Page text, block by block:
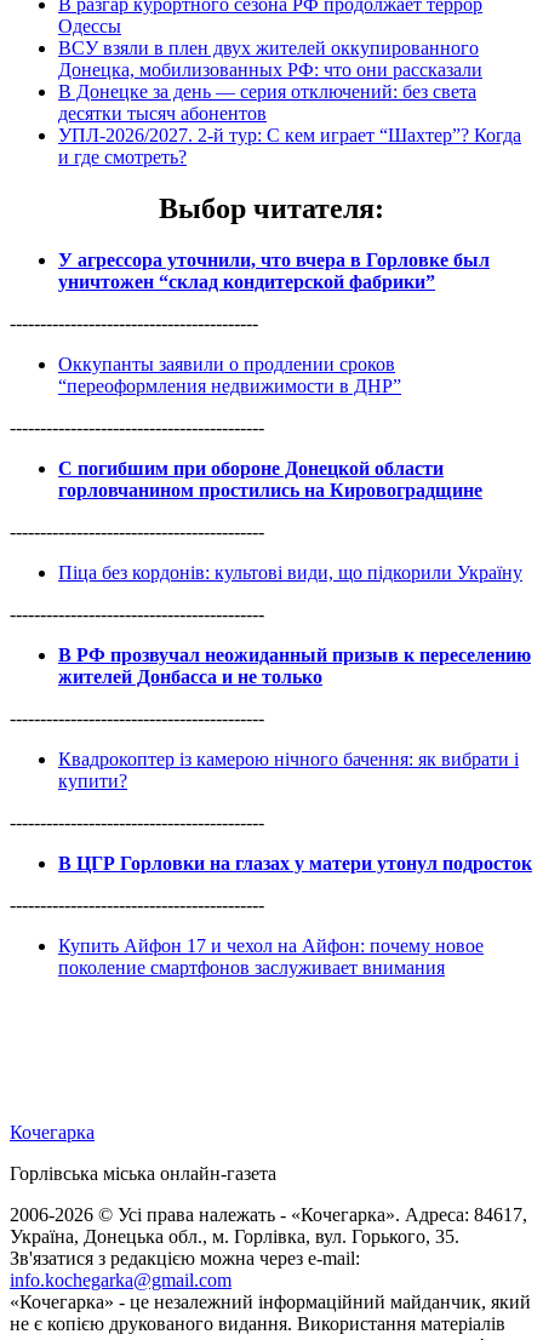
В разгар курортного сезона РФ продолжает террор
Одессы
ВСУ взяли в плен двух жителей оккупированного
Донецка, мобилизованных РФ: что они рассказали
В Донецке за день — серия отключений: без света
десятки тысяч абонентов
УПЛ-2026/2027. 2-й тур: С кем играет “Шахтер”? Когда
и где смотреть?
Выбор читателя:
У агрессора уточнили, что вчера в Горловке был
уничтожен “склад кондитерской фабрики”
-----------------------------------------
Оккупанты заявили о продлении сроков
“переоформления недвижимости в ДНР”
------------------------------------------
С погибшим при обороне Донецкой области
горловчанином простились на Кировоградщине
------------------------------------------
Піца без кордонів: культові види, що підкорили Україну
------------------------------------------
В РФ прозвучал неожиданный призыв к переселению
жителей Донбасса и не только
------------------------------------------
Квадрокоптер із камерою нічного бачення: як вибрати і
купити?
------------------------------------------
В ЦГР Горловки на глазах у матери утонул подросток
------------------------------------------
Купить Айфон 17 и чехол на Айфон: почему новое
поколение смартфонов заслуживает внимания
Кочегарка
Горлівська міська онлайн-газета
2006-2026 © Усі права належать - «Кочегарка». Адреса: 84617,
Україна, Донецька обл., м. Горлівка, вул. Горького, 35.
Зв'язатися з редакцією можна через e-mail:
info.kochegarka@gmail.com
«Кочегарка» - це незалежний інформаційний майданчик, який
не є копією друкованого видання. Використання матеріалів